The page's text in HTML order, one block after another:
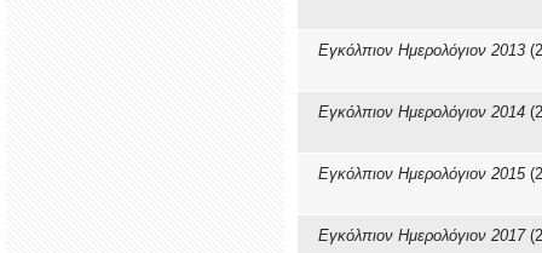
Εγκόλπιον Ημερολόγιον 2013
Εγκόλπιον Ημερολόγιον 2014
Εγκόλπιον Ημερολόγιον 2015
Εγκόλπιον Ημερολόγιον 2017